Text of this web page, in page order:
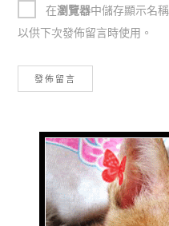
在瀏覽器中儲存顯示名
以供下次發佈留言時使用。